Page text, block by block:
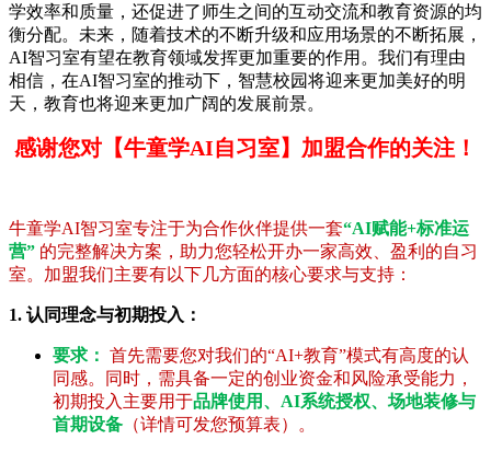
学效率和质量，还促进了师生之间的互动交流和教育资源的均
衡分配。未来，随着技术的不断升级和应用场景的不断拓展，
AI智习室有望在教育领域发挥更加重要的作用。我们有理由
相信，在AI智习室的推动下，智慧校园将迎来更加美好的明
天，教育也将迎来更加广阔的发展前景。
感谢您对【牛童学AI自习室】加盟合作的关注！
牛童学AI智习室专注于为合作伙伴提供一套“AI赋能+标准运
营” 的完整解决方案，助力您轻松开办一家高效、盈利的自习
室。加盟我们主要有以下几方面的核心要求与支持：
1. 认同理念与初期投入：
要求： 首先需要您对我们的“AI+教育”模式有高度的认
同感。同时，需具备一定的创业资金和风险承受能力，
初期投入主要用于品牌使用、AI系统授权、场地装修与
首期设备 （详情可发您预算表）。